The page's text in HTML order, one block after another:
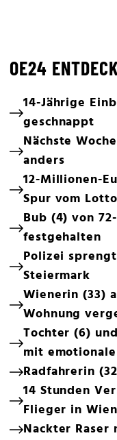
OE24
14-Jährige
geschnappt
Nächste
anders
12-Millionen-
Spur vom
Bub (4) von
festgehalten
Polizei
Steiermark
Wienerin (33)
Wohnung
Tochter (6)
mit
Radfahrerin
14 Stunden
Flieger in Wien
Nackter Raser